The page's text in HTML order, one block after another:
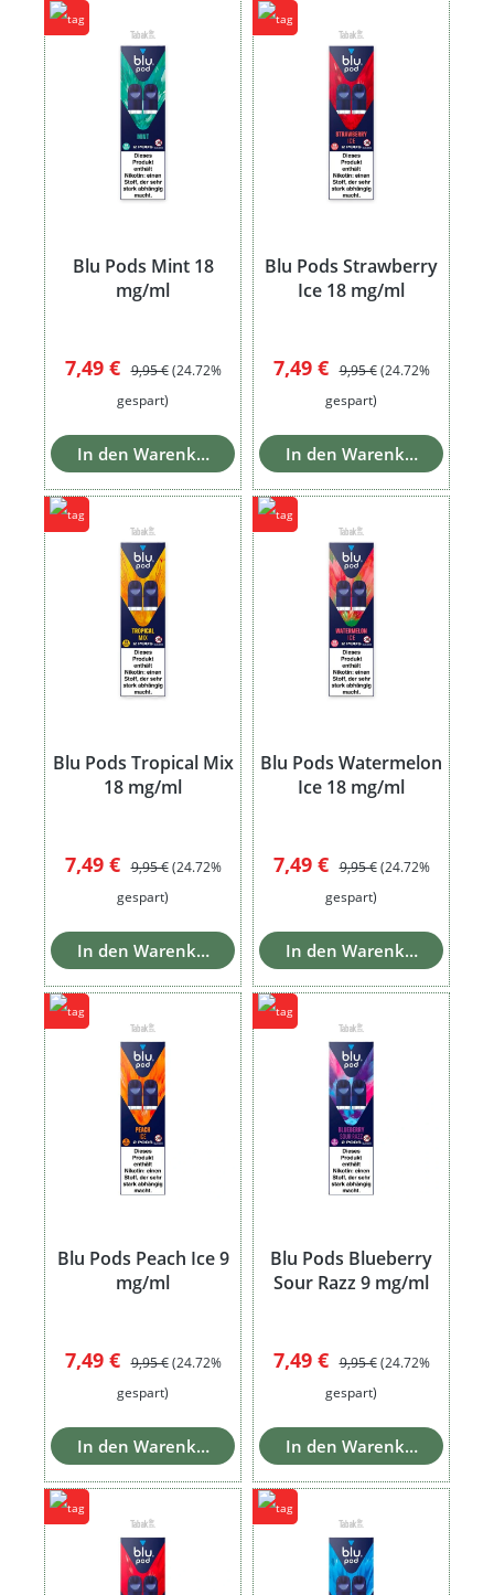
Blu Pods Mint 18
mg/ml
Verkaufspreis:
7,49 € Regulärer Preis:
9,95 € (24.72%
gespart)
In den Warenkorb
Blu Pods Strawberry
Ice 18 mg/ml
Verkaufspreis:
7,49 € Regulärer Preis:
9,95 € (24.72%
gespart)
In den Warenkorb
Blu Pods Tropical Mix
18 mg/ml
Verkaufspreis:
7,49 € Regulärer Preis:
9,95 € (24.72%
gespart)
In den Warenkorb
Blu Pods Watermelon
Ice 18 mg/ml
Verkaufspreis:
7,49 € Regulärer Preis:
9,95 € (24.72%
gespart)
In den Warenkorb
Blu Pods Peach Ice 9
mg/ml
Verkaufspreis:
7,49 € Regulärer Preis:
9,95 € (24.72%
gespart)
In den Warenkorb
Blu Pods Blueberry
Sour Razz 9 mg/ml
Verkaufspreis:
7,49 € Regulärer Preis:
9,95 € (24.72%
gespart)
In den Warenkorb